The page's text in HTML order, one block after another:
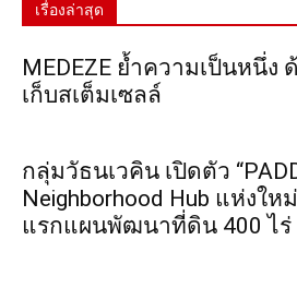
เรื่องล่าสุด
MEDEZE ย้ำความเป็นหนึ่ง
เก็บสเต็มเซลล์
กลุ่มวัธนเวคิน เปิดตัว
Neighborhood Hub แห่งให
แรกแผนพัฒนาที่ดิน 400 ไร่